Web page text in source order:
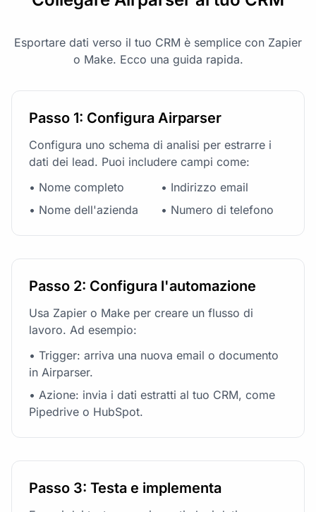
Esportare dati verso il tuo CRM è semplice con Zapier
o Make. Ecco una guida rapida.
Passo 1: Configura Airparser
Configura uno schema di analisi per estrarre i
dati dei lead. Puoi includere campi come:
• Nome completo
• Indirizzo email
• Nome dell'azienda
• Numero di telefono
Passo 2: Configura l'automazione
Usa Zapier o Make per creare un flusso di
lavoro. Ad esempio:
• Trigger: arriva una nuova email o documento
in Airparser.
• Azione: invia i dati estratti al tuo CRM, come
Pipedrive o HubSpot.
Passo 3: Testa e implementa